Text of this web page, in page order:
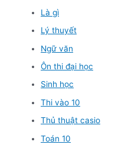
Là gì
Lý thuyết
Ngữ văn
Ôn thi đại học
Sinh học
Thi vào 10
Thủ thuật casio
Toán 10